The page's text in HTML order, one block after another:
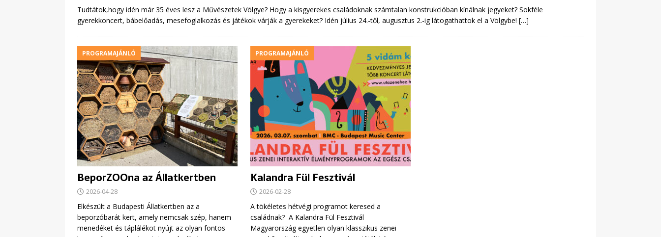
Tudtátok,hogy idén már 35 éves lesz a Művészetek Völgye? Hogy a kisgyerekes családoknak számtalan konstrukcióban kínálnak jegyeket? Sokféle
gyerekkoncert, bábelőadás, mesefoglalkozás és játékok várják a gyerekeket? Idén július 24.-től, augusztus 2.-ig látogathattok el a Völgybe! […]
PROGRAMAJÁNLÓ
BeporZOOna az Állatkertben
2026-04-28
Elkészült a Budapesti Állatkertben az a
beporzóbarát kert, amely nemcsak szép, hanem
menedéket és táplálékot nyújt az olyan fontos
PROGRAMAJÁNLÓ
Kalandra Fül Fesztivál
2026-02-28
A tökéletes hétvégi programot keresed a
családnak? A Kalandra Fül Fesztivál
Magyarország egyetlen olyan klasszikus zenei